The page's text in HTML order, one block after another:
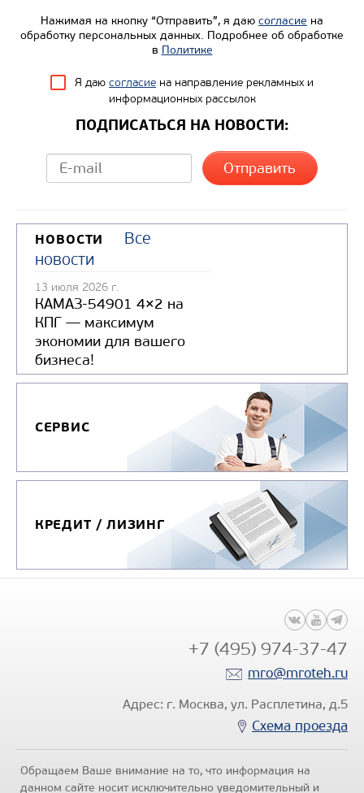
Нажимая на кнопку “Отправить”, я даю согласие на
обработку персональных данных. Подробнее об обработке
в Политике
Я даю согласие на направление рекламных и
информационных рассылок
ПОДПИСАТЬСЯ НА НОВОСТИ:
НОВОСТИ
Все
новости
13 июля 2026 г.
КАМАЗ-54901 4×2 на
КПГ — максимум
экономии для вашего
бизнеса!
СЕРВИС
КРЕДИТ / ЛИЗИНГ
+7 (495) 974-37-47
mro@mroteh.ru
Адрес: г. Москва, ул. Расплетина, д.5
Схема проезда
Обращаем Ваше внимание на то, что информация на
данном сайте носит исключительно уведомительный и